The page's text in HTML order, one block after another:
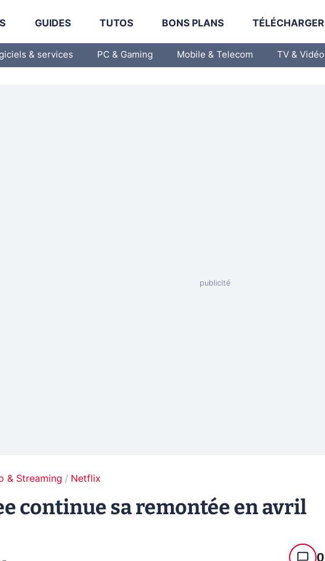
GUIDES TUTOS BONS PLANS TÉLÉCHARGER
& services PC & Gaming Mobile & Telecom TV & Vidéo
& Streaming Netflix
continue sa remontée en avril
0